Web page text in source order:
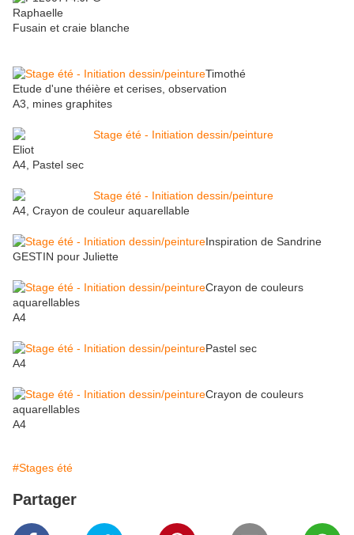
Raphaelle
Fusain et craie blanche
Timothé
Etude d'une théière et cerises, observation
A3, mines graphites
Eliot
A4, Pastel sec
A4, Crayon de couleur aquarellable
Inspiration de Sandrine
GESTIN pour Juliette
Crayon de couleurs
aquarellables
A4
Pastel sec
A4
Crayon de couleurs
aquarellables
A4
#Stages été
Partager